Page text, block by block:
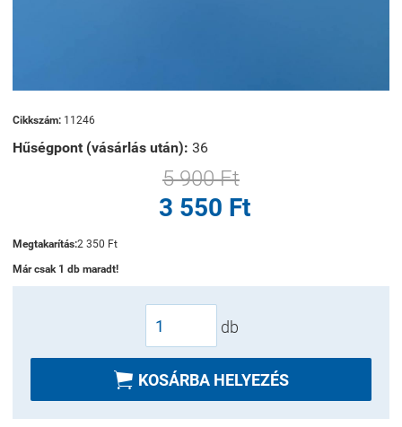
Cikkszám: 11246
Hűségpont (vásárlás után): 36
5 900 Ft
3 550 Ft
Megtakarítás:2 350 Ft
Már csak 1 db maradt!
db
 KOSÁRBA HELYEZÉS